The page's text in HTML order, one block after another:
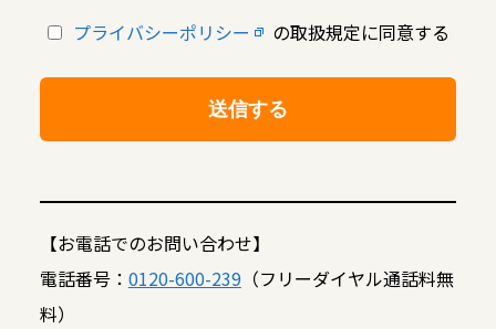
プライバシーポリシー の取扱規定に同意する
【お電話でのお問い合わせ】
電話番号： 0120-600-239（フリーダイヤル通話料無
料）